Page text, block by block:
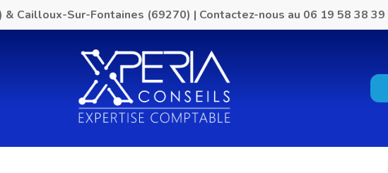
& Cailloux-Sur-Fontaines (69270) | Contactez-nous au 06 19 58 38 39